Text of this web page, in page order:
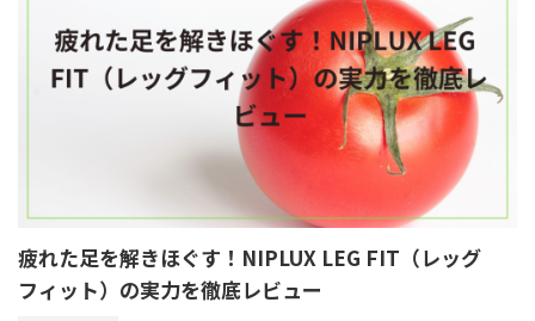
疲れた足を解きほぐす！NIPLUX LEG FIT（レッグ
フィット）の実力を徹底レビュー